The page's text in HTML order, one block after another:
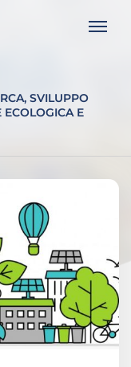
SVILUPPO
ECOLOGICA E